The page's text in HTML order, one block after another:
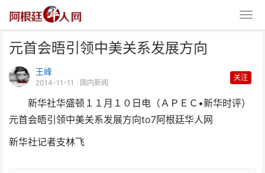
元首会晤引领中美关系发展方向
王峰
2014-11-11 · 国内新闻
关注
新华社华盛顿１１月１０日电（ＡＰＥＣ•新华时评）
元首会晤引领中美关系发展方向to7阿根廷华人网
新华社记者支林飞
元首会晤引领中美关系发展方向